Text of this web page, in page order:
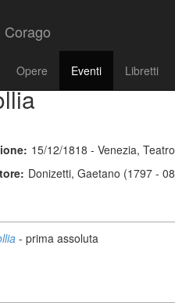
Corago
Opere Eventi Libretti
15/12/1818 - Venezia,
Donizetti, Gaetano (1797 -
- prima assoluta